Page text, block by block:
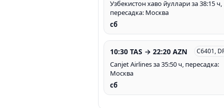
Узбекистон хаво йуллари за 38:15 ч,
пересадка: Москва
сб
10:30 TAS → 22:20 AZN C6401,
Canjet Airlines за 35:50 ч, пересадка:
Москва
сб